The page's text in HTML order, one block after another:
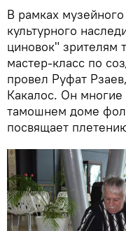
В рамках
культурного
циновок" зрителям
мастер-класс по
провел Руфат
Какалос. Он
тамошнем доме
посвящает